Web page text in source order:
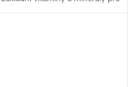
podporu duševního a fyzického